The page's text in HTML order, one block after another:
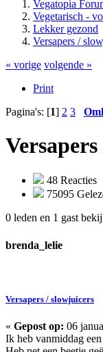
Vegatopia
Vegetarisch -
Lekker gezond
Versapers /
« vorige volgende »
Print
Pagina's: [1] 2 3
48 Reacties
75095
0 leden en 1 gast
brenda_lelie
Versapers / slowjuicers
« Gepost op: 06
Ik heb vanmiddag